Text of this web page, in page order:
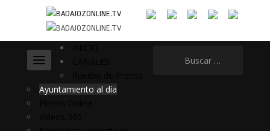
Ayuntamiento al día